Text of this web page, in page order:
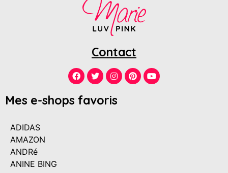
Contact
Mes e-shops favoris
ADIDAS
AMAZON
ANDRé
ANINE BING